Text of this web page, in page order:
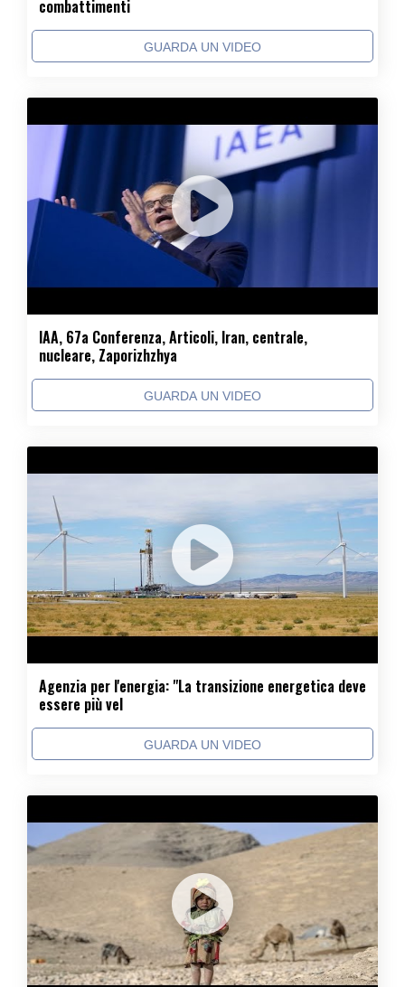
combattimenti
GUARDA UN VIDEO
IAA, 67a Conferenza, Articoli, Iran, centrale,
nucleare, Zaporizhzhya
GUARDA UN VIDEO
Agenzia per l'energia: "La transizione energetica deve
essere più vel
GUARDA UN VIDEO